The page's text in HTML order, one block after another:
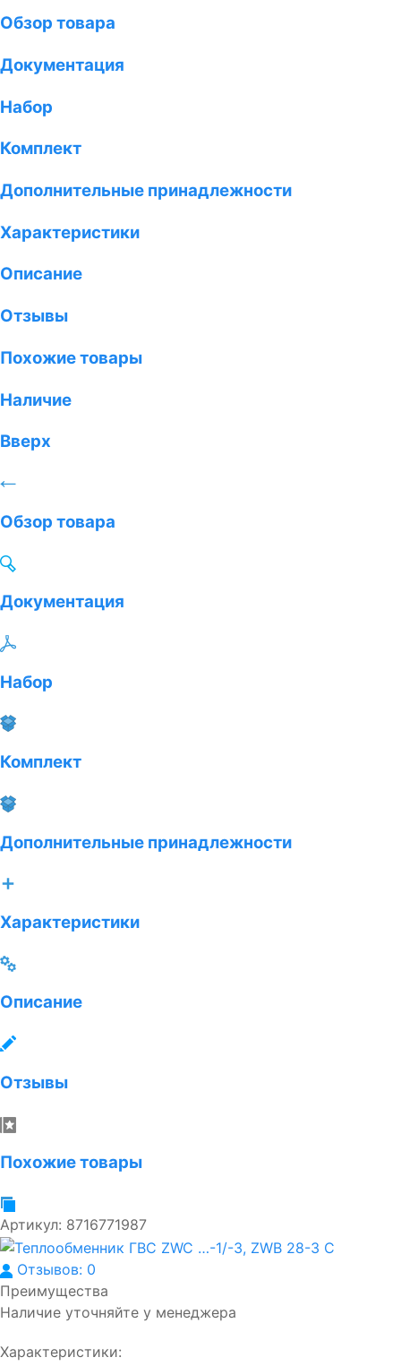
Обзор товара
Документация
Набор
Комплект
Дополнительные принадлежности
Характеристики
Описание
Отзывы
Похожие товары
Наличие
Вверх
Обзор товара
Документация
Набор
Комплект
Дополнительные принадлежности
Характеристики
Описание
Отзывы
Похожие товары
Артикул: 8716771987
Отзывов: 0
Преимущества
Наличие уточняйте у менеджера
Характеристики: